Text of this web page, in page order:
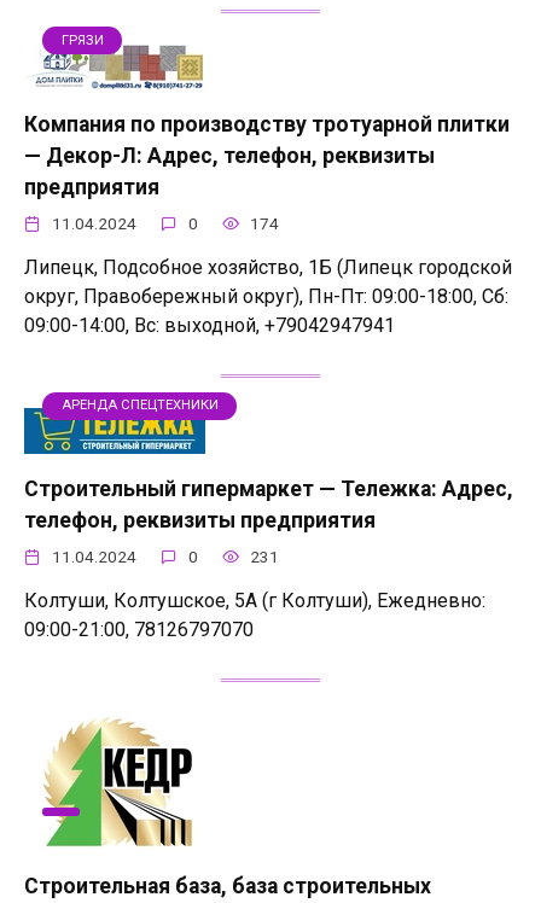
ГРЯЗИ
Компания по производству тротуарной плитки
— Декор-Л: Адрес, телефон, реквизиты
предприятия
11.04.2024 0 174
Липецк, Подсобное хозяйство, 1Б (Липецк городской
округ, Правобережный округ), Пн-Пт: 09:00-18:00, Сб:
09:00-14:00, Вс: выходной, +79042947941
АРЕНДА СПЕЦТЕХНИКИ
Строительный гипермаркет — Тележка: Адрес,
телефон, реквизиты предприятия
11.04.2024 0 231
Колтуши, Колтушское, 5А (г Колтуши), Ежедневно:
09:00-21:00, 78126797070
Строительная база, база строительных